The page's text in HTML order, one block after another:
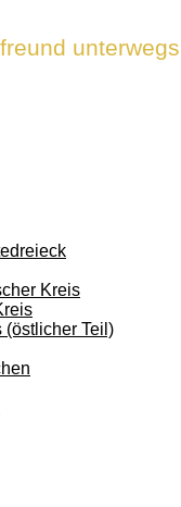
unterwegs
Kreis
(östlicher Teil)